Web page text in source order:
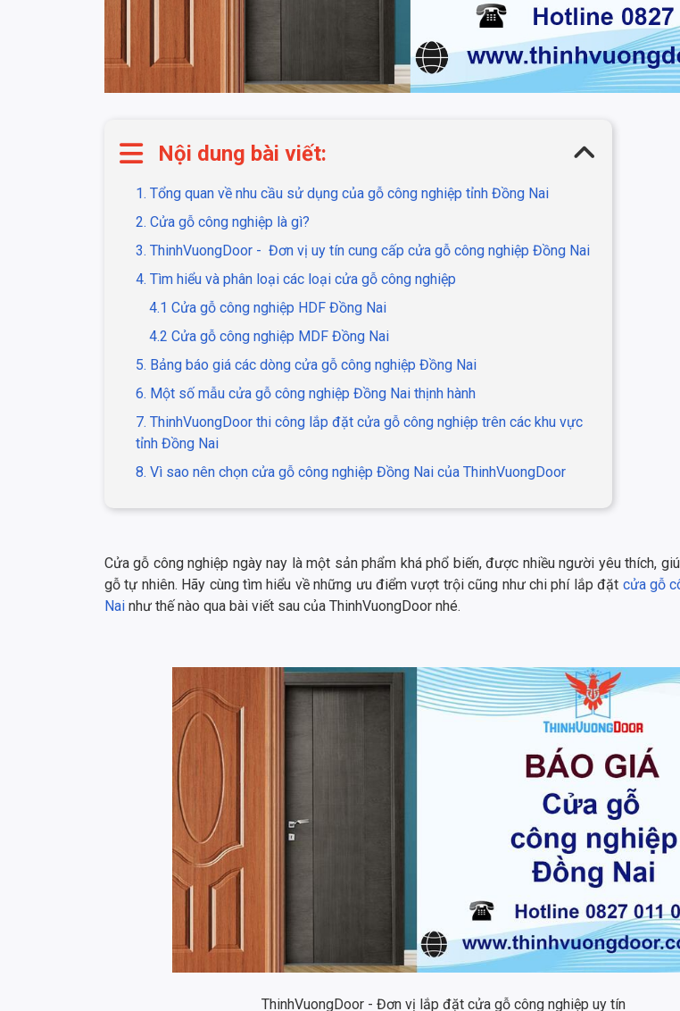
Nội dung bài viết:
1. Tổng quan về nhu cầu sử dụng của gỗ công nghiệp tỉnh Đồng Nai
2. Cửa gỗ công nghiệp là gì?
3. ThinhVuongDoor - Đơn vị uy tín cung cấp cửa gỗ công nghiệp Đồng Nai
4. Tìm hiểu và phân loại các loại cửa gỗ công nghiệp
4.1 Cửa gỗ công nghiệp HDF Đồng Nai
4.2 Cửa gỗ công nghiệp MDF Đồng Nai
5. Bảng báo giá các dòng cửa gỗ công nghiệp Đồng Nai
6. Một số mẫu cửa gỗ công nghiệp Đồng Nai thịnh hành
7. ThinhVuongDoor thi công lắp đặt cửa gỗ công nghiệp trên các khu vực
tỉnh Đồng Nai
8. Vì sao nên chọn cửa gỗ công nghiệp Đồng Nai của ThinhVuongDoor
Cửa gỗ công nghiệp ngày nay là một sản phẩm khá phổ biến, được nhiều người yêu thích,
gỗ tự nhiên. Hãy cùng tìm hiểu về những ưu điểm vượt trội cũng như chi phí lắp đặt cửa gỗ
Nai như thế nào qua bài viết sau của ThinhVuongDoor nhé.
ThinhVuongDoor - Đơn vị lắp đặt cửa gỗ công nghiệp uy tín